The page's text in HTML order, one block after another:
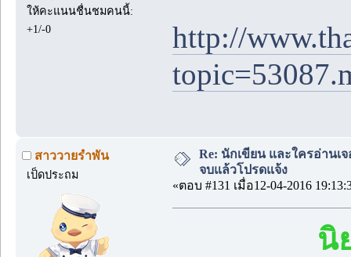
ให้คะแนนชื่นชมคนนี้:
+1/-0
http://
สาววายรำพัน
เป็ดประถม
Re: นักเขียน และใครอ่านเ
จบแล้วโปรดแจ้ง
«ตอบ #131 เมื่อ12-04-2016
นิ